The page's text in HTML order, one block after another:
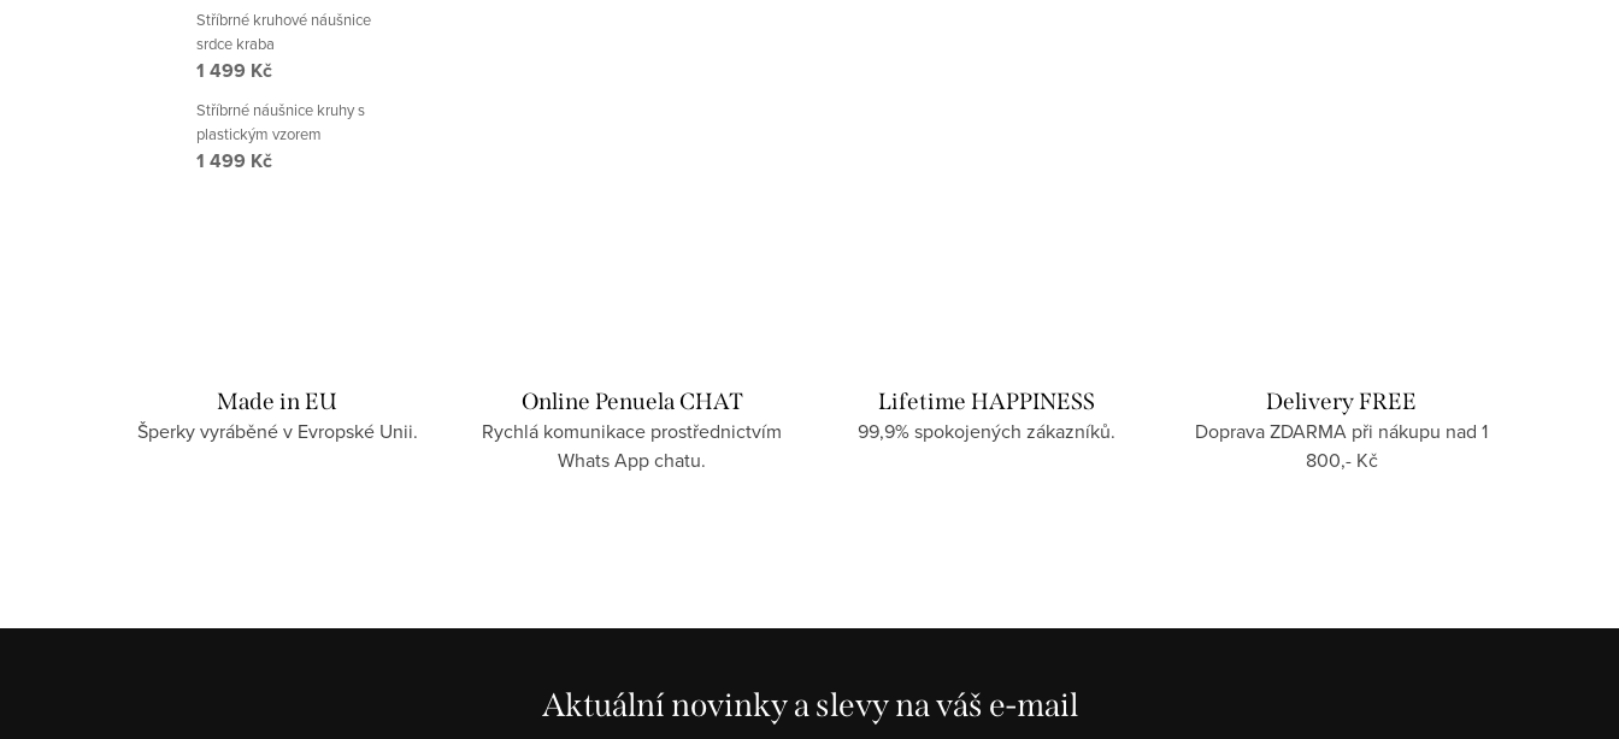
Stříbrné kruhové náušnice
srdce kraba
1 499 Kč
Stříbrné náušnice kruhy s
plastickým vzorem
1 499 Kč
Made in EU
Šperky vyráběné v Evropské Unii.
Online Penuela CHAT
Rychlá komunikace prostřednictvím
Whats App chatu.
Lifetime HAPPINESS
99,9% spokojených zákazníků.
Delivery FREE
Doprava ZDARMA při nákupu nad 1
800,- Kč
Aktuální novinky a slevy na váš e-mail